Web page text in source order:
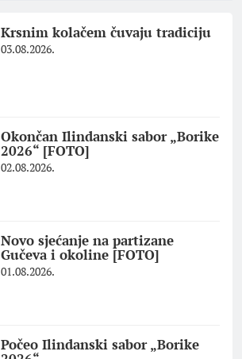
Krsnim kolačem čuvaju tradiciju
03.08.2026.
Okončan Ilindanski sabor „Borike
2026“ [FOTO]
02.08.2026.
Novo sjećanje na partizane
Gučeva i okoline [FOTO]
01.08.2026.
Počeo Ilindanski sabor „Borike